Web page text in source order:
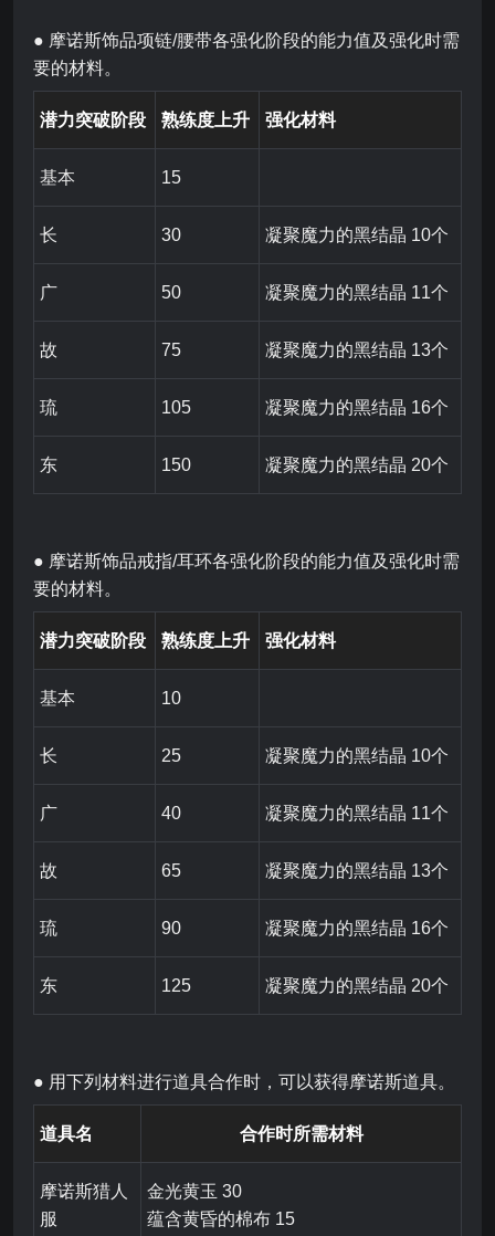
● 摩诺斯饰品项链/腰带各强化阶段的能力值及强化时需
要的材料。
潜力突破阶段 熟练度上升 强化材料
基本 15
长 30 凝聚魔力的黑结晶 10个
广 50 凝聚魔力的黑结晶 11个
故 75 凝聚魔力的黑结晶 13个
琉 105 凝聚魔力的黑结晶 16个
东 150 凝聚魔力的黑结晶 20个
● 摩诺斯饰品戒指/耳环各强化阶段的能力值及强化时需
要的材料。
潜力突破阶段 熟练度上升 强化材料
基本 10
长 25 凝聚魔力的黑结晶 10个
广 40 凝聚魔力的黑结晶 11个
故 65 凝聚魔力的黑结晶 13个
琉 90 凝聚魔力的黑结晶 16个
东 125 凝聚魔力的黑结晶 20个
● 用下列材料进行道具合作时，可以获得摩诺斯道具。
道具名 合作时所需材料
摩诺斯猎人
服
金光黄玉 30
蕴含黄昏的棉布 15